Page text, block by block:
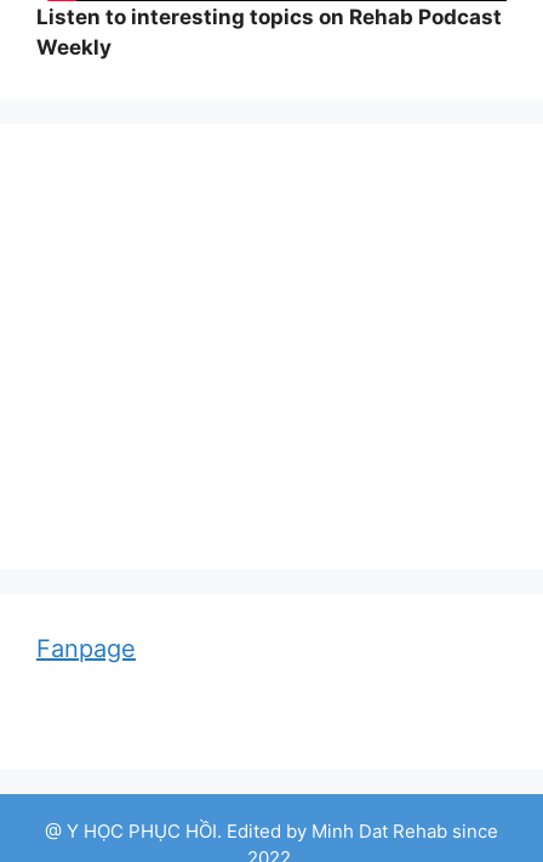
Listen to interesting topics on Rehab Podcast
Weekly
Fanpage
@ Y HỌC PHỤC HỒI. Edited by Minh Dat Rehab since